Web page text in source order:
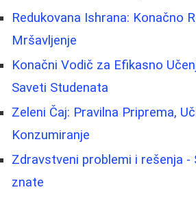
Redukovana Ishrana: Konačno
Mršavljenje
Konačni Vodič za Efikasno
Saveti Studenata
Zeleni Čaj: Pravilna Priprema,
Konzumiranje
Zdravstveni problemi i rešenja -
znate